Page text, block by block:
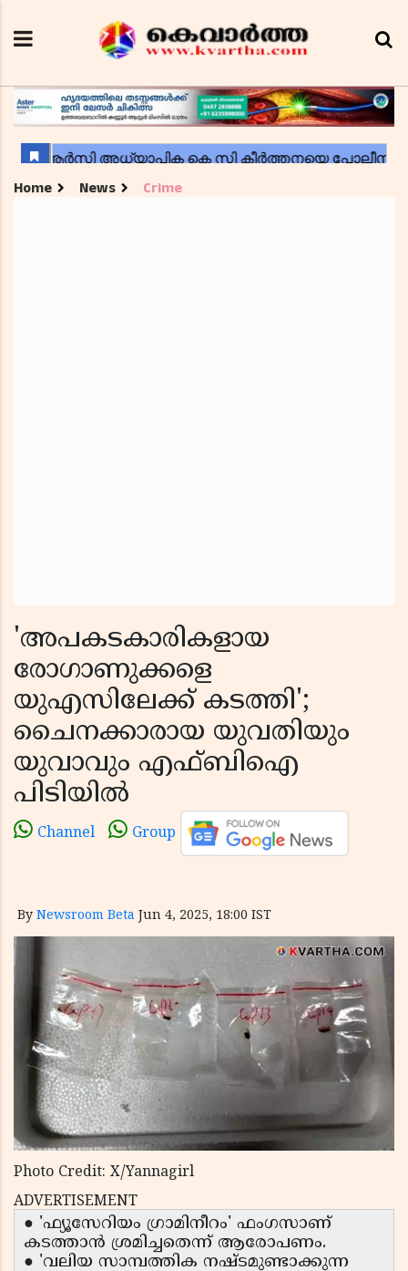
Home News Crime
'അപകടകാരികളായ
രോഗാണുക്കളെ
യുഎസിലേക്ക് കടത്തി';
ചൈനക്കാരായ യുവതിയും
യുവാവും എഫ്ബിഐ
പിടിയിൽ
Channel Group
By Newsroom Beta Jun 4, 2025, 18:00 IST
Photo Credit: X/Yannagirl
ADVERTISEMENT
● 'ഫ്യൂസേറിയം ഗ്രാമിനീറം' ഫംഗസാണ്
കടത്താൻ ശ്രമിച്ചതെന്ന് ആരോപണം.
● 'വലിയ സാമ്പത്തിക നഷ്ടമുണ്ടാക്കുന്ന